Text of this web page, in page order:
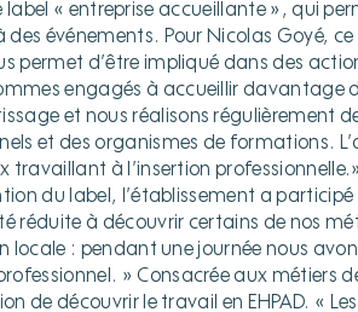
label « entreprise accueillante », qui
événements. Pour Nicolas Goyé,
permet d’être impliqué dans des
engagés à accueillir davantage
et nous réalisons régulièrement
et des organismes de formations.
travaillant à l’insertion
du label, l’établissement a
réduite à découvrir certains de nos
locale : pendant une journée nous
» Consacrée aux métiers
de découvrir le travail en EHPAD. «